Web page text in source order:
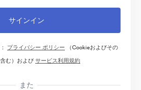
プライバシー ポリシー （Cookieおよびその
む）およびサービス利用規約
また